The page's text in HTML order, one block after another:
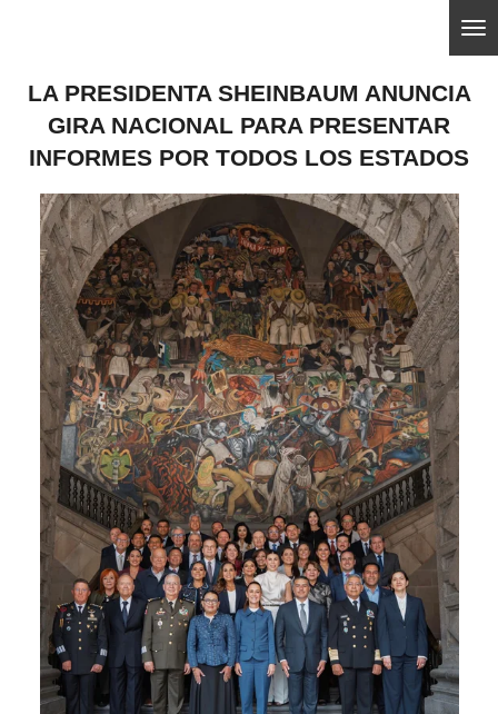
contenido
principal
LA PRESIDENTA SHEINBAUM ANUNCIA
GIRA NACIONAL PARA PRESENTAR
INFORMES POR TODOS LOS ESTADOS